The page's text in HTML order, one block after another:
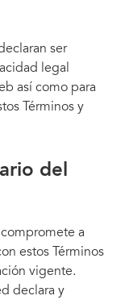
ser
legal
así como para
Términos y
del
a
estos Términos
vigente.
declara y